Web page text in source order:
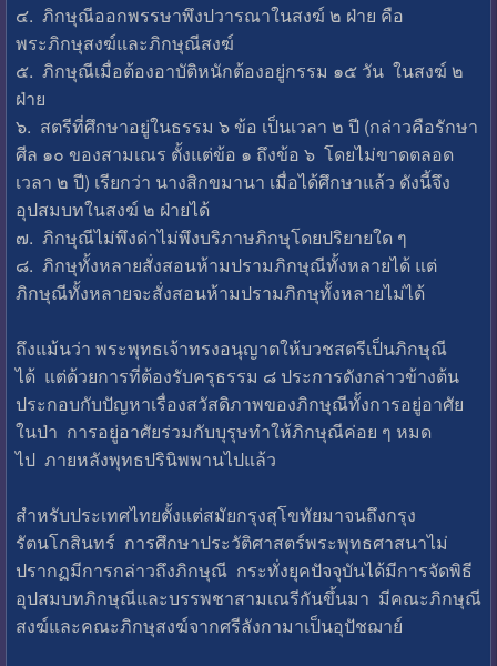
๔. ภิกษุณีออกพรรษาพึงปวารณาในสงฆ์ ๒ ฝ่าย คือ
พระภิกษุสงฆ์และภิกษุณีสงฆ์
๕. ภิกษุณีเมื่อต้องอาบัติหนักต้องอยู่กรรม ๑๕ วัน ในสงฆ์ ๒
ฝ่าย
๖. สตรีที่ศึกษาอยู่ในธรรม ๖ ข้อ เป็นเวลา ๒ ปี (กล่าวคือรักษา
ศีล ๑๐ ของสามเณร ตั้งแต่ข้อ ๑ ถึงข้อ ๖ โดยไม่ขาดตลอด
เวลา ๒ ปี) เรียกว่า นางสิกขมานา เมื่อได้ศึกษาแล้ว ดังนี้จึง
อุปสมบทในสงฆ์ ๒ ฝ่ายได้
๗. ภิกษุณีไม่พึงด่าไม่พึงบริภาษภิกษุโดยปริยายใด ๆ
๘. ภิกษุทั้งหลายสั่งสอนห้ามปรามภิกษุณีทั้งหลายได้ แต่
ภิกษุณีทั้งหลายจะสั่งสอนห้ามปรามภิกษุทั้งหลายไม่ได้
ถึงแม้นว่า พระพุทธเจ้าทรงอนุญาตให้บวชสตรีเป็นภิกษุณี
ได้ แต่ด้วยการที่ต้องรับครุธรรม ๘ ประการดังกล่าวข้างต้น
ประกอบกับปัญหาเรื่องสวัสดิภาพของภิกษุณีทั้งการอยู่อาศัย
ในป่า การอยู่อาศัยร่วมกับบุรุษทำให้ภิกษุณีค่อย ๆ หมด
ไป ภายหลังพุทธปรินิพพานไปแล้ว
สำหรับประเทศไทยตั้งแต่สมัยกรุงสุโขทัยมาจนถึงกรุง
รัตนโกสินทร์ การศึกษาประวัติศาสตร์พระพุทธศาสนาไม่
ปรากฏมีการกล่าวถึงภิกษุณี กระทั่งยุคปัจจุบันได้มีการจัดพิธี
อุปสมบทภิกษุณีและบรรพชาสามเณรีกันขึ้นมา มีคณะภิกษุณี
สงฆ์และคณะภิกษุสงฆ์จากศรีลังกามาเป็นอุปัชฌาย์